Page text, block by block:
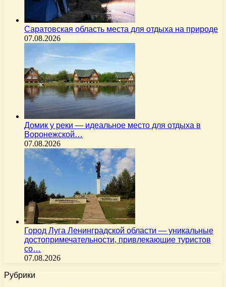
Саратовская область места для отдыха на природе
07.08.2026
Домик у реки — идеальное место для отдыха в
Воронежской…
07.08.2026
Город Луга Ленинградской области — уникальные
достопримечательности, привлекающие туристов
со…
07.08.2026
Рубрики